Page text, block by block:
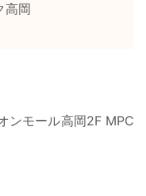
高岡
ンモール高岡2F MPC